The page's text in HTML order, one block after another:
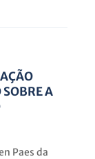
A
Paes da